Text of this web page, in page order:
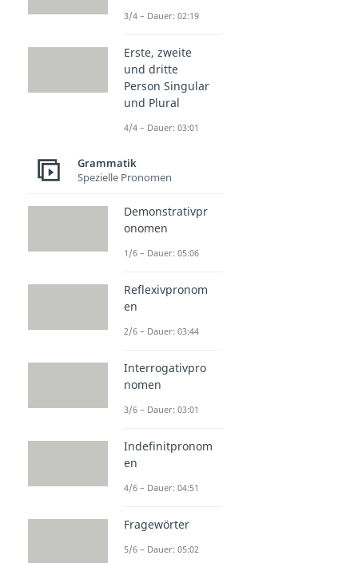
3/4 – Dauer: 02:19
Erste, zweite
und dritte
Person Singular
und Plural
4/4 – Dauer: 03:01
Grammatik
Spezielle Pronomen
Demonstrativpr
onomen
1/6 – Dauer: 05:06
Reflexivpronom
en
2/6 – Dauer: 03:44
Interrogativpro
nomen
3/6 – Dauer: 03:01
Indefinitpronom
en
4/6 – Dauer: 04:51
Fragewörter
5/6 – Dauer: 05:02